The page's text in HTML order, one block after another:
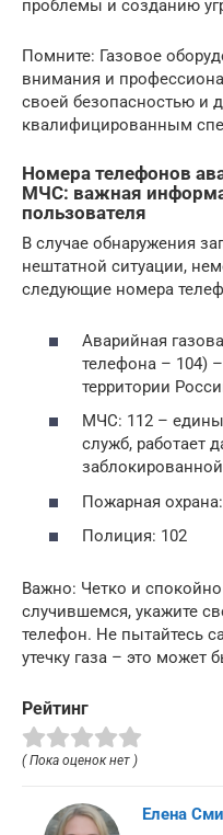
проблемы и созданию
Помните: Газовое
внимания и
своей безопасностью и
квалифицированным
Номера телефонов
МЧС: важная
пользователя
В случае обнаружения
нештатной ситуации,
следующие номера
Аварийная
телефона – 104)
территории
МЧС: 112 –
служб, работает
Пожарная
Полиция: 102
Важно: Четко и
случившемся, укажите
телефон. Не пытайтесь
утечку газа – это может
Рейтинг
( Пока оценок нет )
Елена